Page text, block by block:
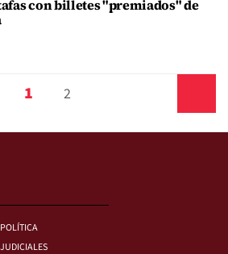
con billetes "premiados" de
1 2
POLÍTICA
JUDICIALES